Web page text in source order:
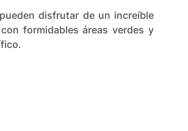
disfrutar de un increíble
formidables áreas verdes y